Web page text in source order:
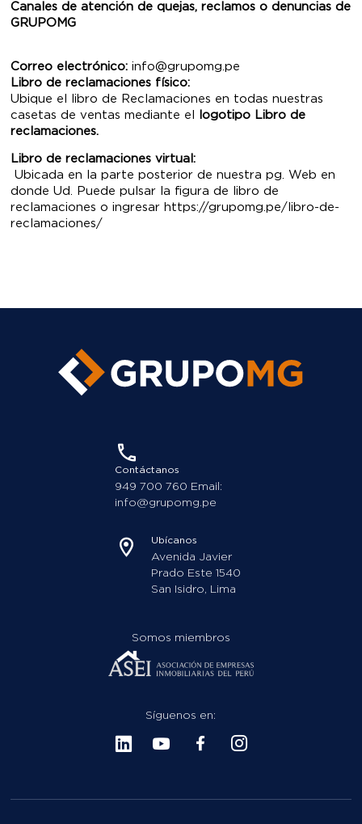
Canales de atención de quejas, reclamos o denuncias de
GRUPOMG
Correo electrónico:info@grupomg.pe
Libro de reclamaciones físico:
Ubique el libro de Reclamaciones en todas nuestras
casetas de ventas mediante el
logotipo Libro de
reclamaciones.
Libro de reclamaciones virtual:
Ubicada en la parte posterior de nuestra pg. Web en
donde Ud. Puede pulsar la figura de libro de
reclamaciones o ingresar https://grupomg.pe/libro-de-
reclamaciones/
Contáctanos
949 700 760 Email:
info@grupomg.pe
Ubícanos
Avenida Javier
Prado Este 1540
San Isidro, Lima
Somos miembros
Síguenos en: